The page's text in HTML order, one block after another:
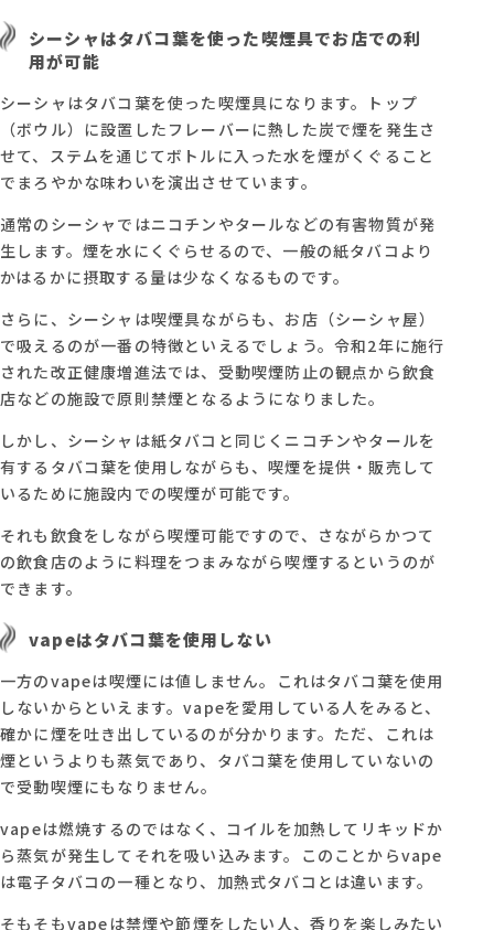
シーシャはタバコ葉を使った喫煙具でお店での利
用が可能
シーシャはタバコ葉を使った喫煙具になります。トップ
（ボウル）に設置したフレーバーに熱した炭で煙を発生さ
せて、ステムを通じてボトルに入った水を煙がくぐること
でまろやかな味わいを演出させています。
通常のシーシャではニコチンやタールなどの有害物質が発
生します。煙を水にくぐらせるので、一般の紙タバコより
かはるかに摂取する量は少なくなるものです。
さらに、シーシャは喫煙具ながらも、お店（シーシャ屋）
で吸えるのが一番の特徴といえるでしょう。令和2年に施行
された改正健康増進法では、受動喫煙防止の観点から飲食
店などの施設で原則禁煙となるようになりました。
しかし、シーシャは紙タバコと同じくニコチンやタールを
有するタバコ葉を使用しながらも、喫煙を提供・販売して
いるために施設内での喫煙が可能です。
それも飲食をしながら喫煙可能ですので、さながらかつて
の飲食店のように料理をつまみながら喫煙するというのが
できます。
vapeはタバコ葉を使用しない
一方のvapeは喫煙には値しません。これはタバコ葉を使用
しないからといえます。vapeを愛用している人をみると、
確かに煙を吐き出しているのが分かります。ただ、これは
煙というよりも蒸気であり、タバコ葉を使用していないの
で受動喫煙にもなりません。
vapeは燃焼するのではなく、コイルを加熱してリキッドか
ら蒸気が発生してそれを吸い込みます。このことからvape
は電子タバコの一種となり、加熱式タバコとは違います。
そもそもvapeは禁煙や節煙をしたい人、香りを楽しみたい